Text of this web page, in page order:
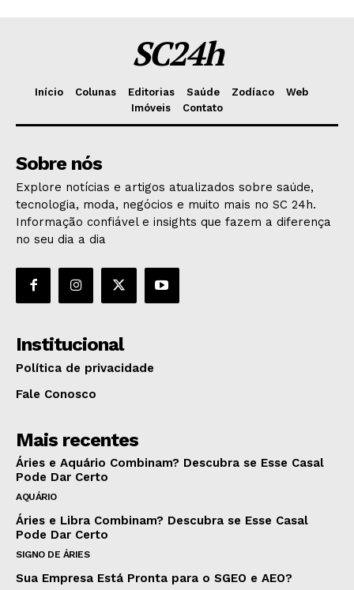
SC24h
Início Colunas Editorias Saúde Zodíaco
Web
Imóveis
Contato
Sobre nós
Explore notícias e artigos atualizados sobre saúde,
tecnologia, moda, negócios e muito mais no SC 24h.
Informação confiável e insights que fazem a diferença
no seu dia a dia
Institucional
Política de privacidade
Fale Conosco
Mais recentes
Áries e Aquário Combinam? Descubra se Esse Casal
Pode Dar Certo
AQUÁRIO
Áries e Libra Combinam? Descubra se Esse Casal
Pode Dar Certo
SIGNO DE ÁRIES
Sua Empresa Está Pronta para o SGEO e AEO?